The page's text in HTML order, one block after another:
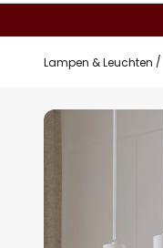
Lampen & Leuchten
Zum
der